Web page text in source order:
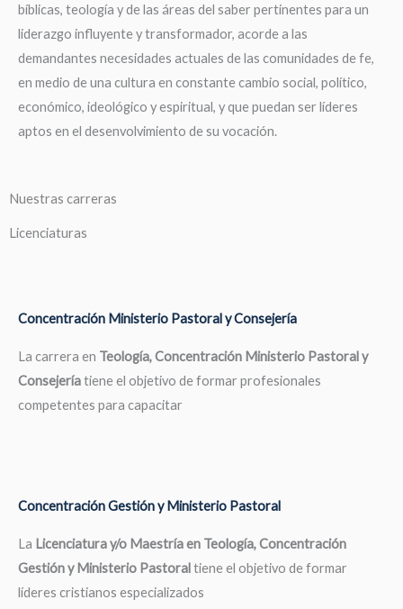
bíblicas, teología y de las áreas del saber pertinentes para un
liderazgo influyente y transformador, acorde a las
demandantes necesidades actuales de las comunidades de fe,
en medio de una cultura en constante cambio social, político,
económico, ideológico y espiritual, y que puedan ser líderes
aptos en el desenvolvimiento de su vocación.
Nuestras carreras
Licenciaturas
Concentración Ministerio Pastoral y Consejería
La carrera en Teología, Concentración Ministerio Pastoral y
Consejeríatiene el objetivo de formar profesionales
competentes para capacitar
Concentración Gestión y Ministerio Pastoral
La Licenciatura y/o Maestría en Teología, Concentración
Gestión y Ministerio Pastoraltiene el objetivo de formar
líderes cristianos especializados